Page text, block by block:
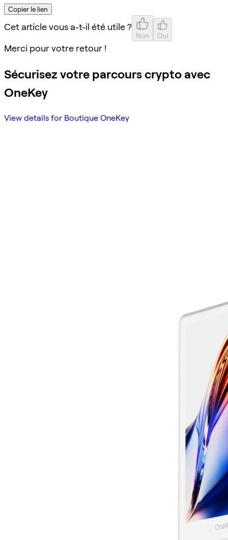
Copier le lien
Cet article vous a-t-il été utile ?
Non Oui
Merci pour votre retour !
Sécurisez votre parcours crypto avec
OneKey
View details for Boutique OneKey